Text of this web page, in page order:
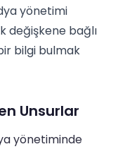
yönetimi
değişkene bağlı
bilgi bulmak
Unsurlar
yönetiminde